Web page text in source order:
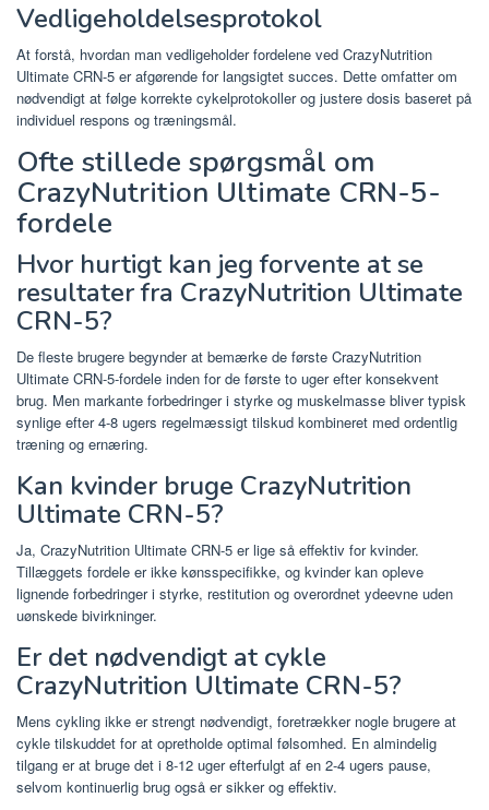
Vedligeholdelsesprotokol
At forstå, hvordan man vedligeholder fordelene ved CrazyNutrition
Ultimate CRN-5 er afgørende for langsigtet succes. Dette omfatter om
nødvendigt at følge korrekte cykelprotokoller og justere dosis baseret på
individuel respons og træningsmål.
Ofte stillede spørgsmål om
CrazyNutrition Ultimate CRN-5-
fordele
Hvor hurtigt kan jeg forvente at se
resultater fra CrazyNutrition Ultimate
CRN-5?
De fleste brugere begynder at bemærke de første CrazyNutrition
Ultimate CRN-5-fordele inden for de første to uger efter konsekvent
brug. Men markante forbedringer i styrke og muskelmasse bliver typisk
synlige efter 4-8 ugers regelmæssigt tilskud kombineret med ordentlig
træning og ernæring.
Kan kvinder bruge CrazyNutrition
Ultimate CRN-5?
Ja, CrazyNutrition Ultimate CRN-5 er lige så effektiv for kvinder.
Tillæggets fordele er ikke kønsspecifikke, og kvinder kan opleve
lignende forbedringer i styrke, restitution og overordnet ydeevne uden
uønskede bivirkninger.
Er det nødvendigt at cykle
CrazyNutrition Ultimate CRN-5?
Mens cykling ikke er strengt nødvendigt, foretrækker nogle brugere at
cykle tilskuddet for at opretholde optimal følsomhed. En almindelig
tilgang er at bruge det i 8-12 uger efterfulgt af en 2-4 ugers pause,
selvom kontinuerlig brug også er sikker og effektiv.